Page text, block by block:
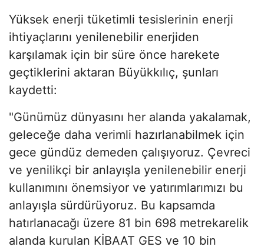
Yüksek enerji tüketimli tesislerinin enerji
ihtiyaçlarını yenilenebilir enerjiden
karşılamak için bir süre önce harekete
geçtiklerini aktaran Büyükkılıç, şunları
kaydetti:
"Günümüz dünyasını her alanda yakalamak,
geleceğe daha verimli hazırlanabilmek için
gece gündüz demeden çalışıyoruz. Çevreci
ve yenilikçi bir anlayışla yenilenebilir enerji
kullanımını önemsiyor ve yatırımlarımızı bu
anlayışla sürdürüyoruz. Bu kapsamda
hatırlanacağı üzere 81 bin 698 metrekarelik
alanda kurulan KİBAAT GES ve 10 bin